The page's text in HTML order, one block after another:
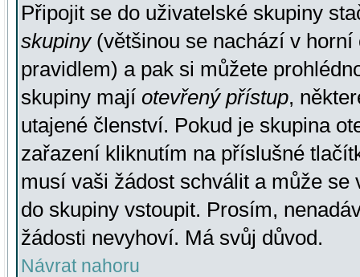
Připojit se do uživatelské skupiny
skupiny(většinou se nachází v horní
pravidlem) a pak si můžete
skupiny mají otevřený přístup,
utajené členství. Pokud je skupina
zařazení kliknutím na příslušné
musí vaši žádost schválit a může se
do skupiny vstoupit. Prosím,
žádosti nevyhoví. Má svůj důvod.
Návrat nahoru